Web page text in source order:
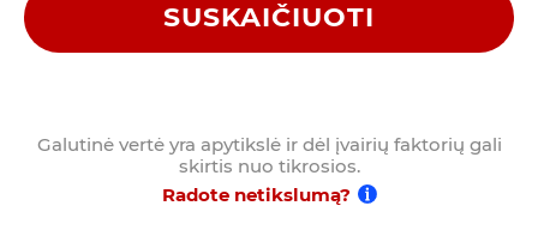
SUSKAIČIUOTI
Galutinė vertė yra apytikslė ir dėl įvairių faktorių gali
skirtis nuo tikrosios.
Radote netikslumą?